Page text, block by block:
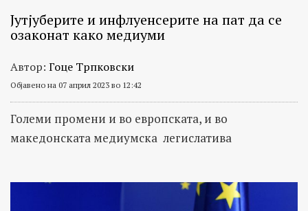
Јутјуберите и инфлуенсерите на пат да се
озаконат како медиуми
Автор: Гоце Трпковски
Објавено на 07 април 2023 во 12:42
Големи промени и во европската, и во
македонската медиумска легислатива